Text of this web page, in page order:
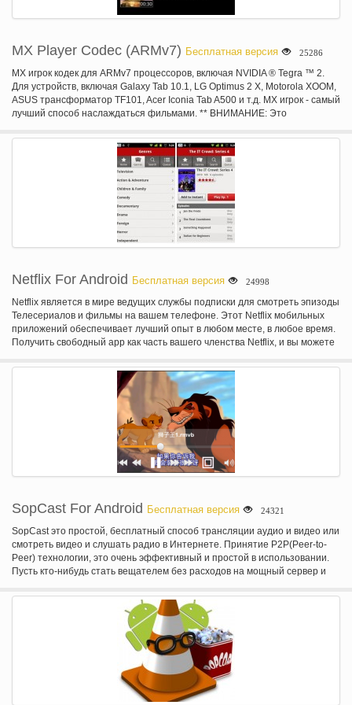
MX Player Codec (ARMv7) Бесплатная версия 25286
MX игрок кодек для ARMv7 процессоров, включая NVIDIA ® Tegra ™ 2.
Для устройств, включая Galaxy Tab 10.1, LG Optimus 2 X, Motorola XOOM,
ASUS трансформатор TF101, Acer Iconia Tab A500 и т.д. MX игрок - самый
лучший способ наслаждаться фильмами. ** ВНИМАНИЕ: Это
установлен первым. MX игрок будет проверить ваше устройство и
показать вам лучшие, соответствующий кодек автоматически при
необходимости. Вам не нужно устанавливать кодеки, если игрок MX
просит вас сделать это.
Netflix For Android Бесплатная версия 24998
Netflix является в мире ведущих службы подписки для смотреть эпизоды
Телесериалов и фильмы на вашем телефоне. Этот Netflix мобильных
приложений обеспечивает лучший опыт в любом месте, в любое время.
Получить свободный app как часть вашего членства Netflix, и вы можете
вашем телефоне. Если вы не Netflix член знак вверх для Netflix и начать
пользоваться сразу на вашем телефоне с нашими один месяц
бесплатной пробной версии.
SopCast For Android Бесплатная версия 24321
SopCast это простой, бесплатный способ трансляции аудио и видео или
смотреть видео и слушать радио в Интернете. Принятие P2P(Peer-to-
Peer) технологии, это очень эффективный и простой в использовании.
Пусть кто-нибудь стать вещателем без расходов на мощный сервер и
передачи через P2P. SopCast это Потоковое прямое вещание система,
основанная на P2P. Ядро-это протокол связи, производимые Sopcast
команда, которая называется sop: / /, или SoP технологий. Основные
характеристики:-Слову P2P технологии. Доля данных среди всех
зрителей, сделать канал более доступным и стабильным. Минимальная
задержка в P2P потоковое рынке. Быстрая буферизация. 10-30секунд.
NAT и Firewall технология прохождения пройти 90% P2P барьеров.
Создание собственных каналов и трансляции через Интернет.